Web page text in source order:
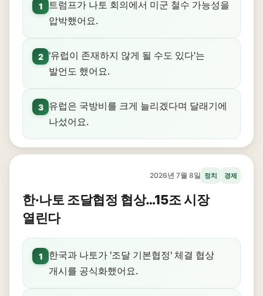
1
트럼프가 나토 회의에서 미군 철수 가능성을
압박했어요.
2
'유럽이 존재하지 않게 될 수도 있다'는
발언도 했어요.
3
유럽은 국방비를 크게 늘리겠다며 달래기에
나섰어요.
2026년 7월 8일 정치 경제
한·나토 조달협정 협상…15조 시장
열린다
1
한국과 나토가 '조달 기본협정' 체결 협상
개시를 공식화했어요.